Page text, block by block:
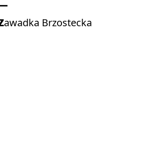
Zawadka Brzostecka